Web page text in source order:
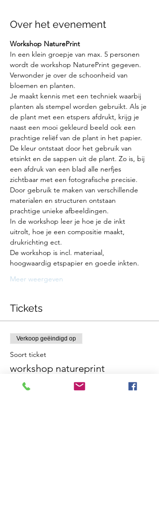
Over het evenement
Workshop NaturePrint
In een klein groepje van max. 5 personen
wordt de workshop NaturePrint gegeven.
Verwonder je over de schoonheid van
bloemen en planten.
Je maakt kennis met een techniek waarbij
planten als stempel worden gebruikt. Als je
de plant met een etspers afdrukt, krijg je
naast een mooi gekleurd beeld ook een
prachtige reliëf van de plant in het papier.
De kleur ontstaat door het gebruik van
etsinkt en de sappen uit de plant. Zo is, bij
een afdruk van een blad alle nerfjes
zichtbaar met een fotografische precisie.
Door gebruik te maken van verschillende
materialen en structuren ontstaan
prachtige unieke afbeeldingen.
In de workshop leer je hoe je de inkt
uitrolt, hoe je een compositie maakt,
drukrichting ect.
De workshop is incl. materiaal,
hoogwaardig etspapier en goede inkten.
Meer weergeven
Tickets
Verkoop geëindigd op
Soort ticket
workshop natureprint
Meer info